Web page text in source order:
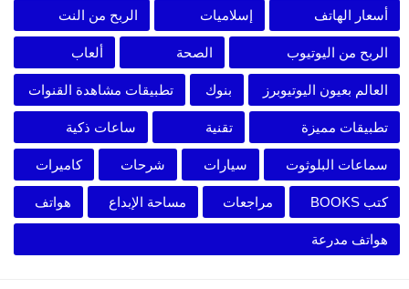
أسعار الهاتف إسلاميات الربح من النت
الربح من اليوتيوب الصحة ألعاب
العالم بعيون اليوتيوبرز بنوك تطبيقات مشاهدة القنوات
تطبيقات مميزة تقنية ساعات ذكية
سماعات البلوثوت سيارات شرحات كاميرات
كتب BOOKS مراجعات مساحة الإبداع هواتف
هواتف مدرعة